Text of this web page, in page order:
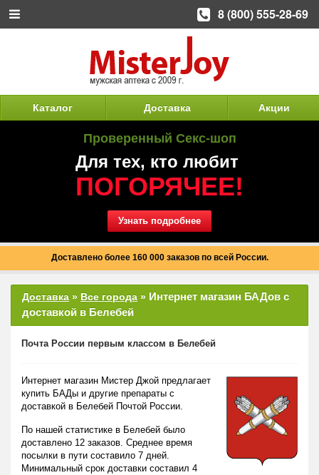
Каталог Доставка Акции
Проверенный Секс-шоп
Для тех, кто любит
ПОГОРЯЧЕЕ!
Узнать подробнее
Доставлено более 160 000 заказов по всей России.
Доставка » Все города » Интернет магазин БАДов с
доставкой в Белебей
Почта России первым классом в Белебей
Интернет магазин Мистер Джой предлагает
купить БАДы и другие препараты с
доставкой в Белебей Почтой России.
По нашей статистике в Белебей было
доставлено 12 заказов. Среднее время
посылки в пути составило 7 дней.
Минимальный срок доставки составил 4
8 (800) 555-28-69